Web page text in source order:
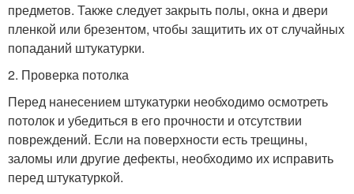
предметов. Также следует закрыть полы, окна и двери
пленкой или брезентом, чтобы защитить их от случайных
попаданий штукатурки.
2. Проверка потолка
Перед нанесением штукатурки необходимо осмотреть
потолок и убедиться в его прочности и отсутствии
повреждений. Если на поверхности есть трещины,
заломы или другие дефекты, необходимо их исправить
перед штукатуркой.